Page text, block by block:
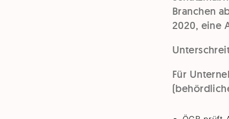
Branchen
2020, eine
Für